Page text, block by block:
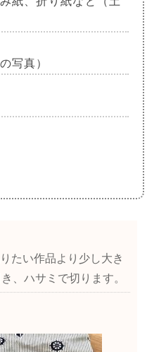
写真）
たい作品より少し大き
、ハサミで切ります。